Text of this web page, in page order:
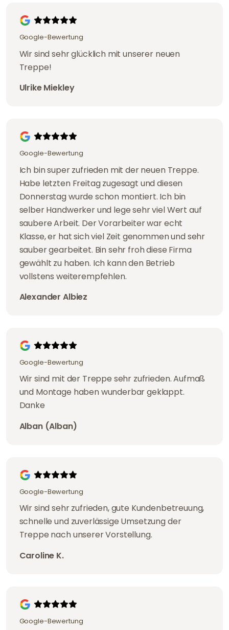
Google-Bewertung
Wir sind sehr glücklich mit unserer neuen
Treppe!
Ulrike Miekley
Google-Bewertung
Ich bin super zufrieden mit der neuen Treppe.
Habe letzten Freitag zugesagt und diesen
Donnerstag wurde schon montiert. Ich bin
selber Handwerker und lege sehr viel Wert auf
saubere Arbeit. Der Vorarbeiter war echt
Klasse, er hat sich viel Zeit genommen und sehr
sauber gearbeitet. Bin sehr froh diese Firma
gewählt zu haben. Ich kann den Betrieb
vollstens weiterempfehlen.
Alexander Albiez
Google-Bewertung
Wir sind mit der Treppe sehr zufrieden. Aufmaß
und Montage haben wunderbar geklappt.
Danke
Alban (Alban)
Google-Bewertung
Wir sind sehr zufrieden, gute Kundenbetreuung,
schnelle und zuverlässige Umsetzung der
Treppe nach unserer Vorstellung.
Caroline K.
Google-Bewertung